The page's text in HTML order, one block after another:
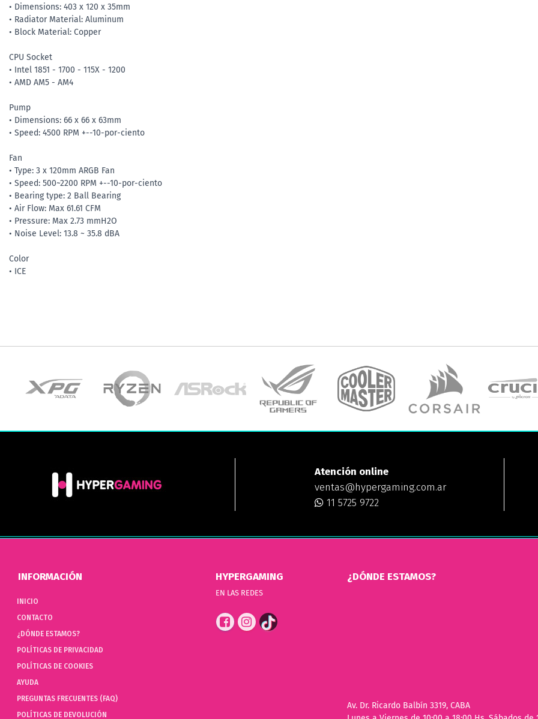
• Dimensions: 403 x 120 x 35mm
• Radiator Material: Aluminum
• Block Material: Copper
CPU Socket
• Intel 1851 - 1700 - 115X - 1200
• AMD AM5 - AM4
Pump
• Dimensions: 66 x 66 x 63mm
• Speed: 4500 RPM +--10-por-ciento
Fan
• Type: 3 x 120mm ARGB Fan
• Speed: 500~2200 RPM +--10-por-ciento
• Bearing type: 2 Ball Bearing
• Air Flow: Max 61.61 CFM
• Pressure: Max 2.73 mmH2O
• Noise Level: 13.8 ~ 35.8 dBA
Color
• ICE
Atención online
ventas@hypergaming.com.ar
11 5725 9722
INFORMACIÓN
INICIO
CONTACTO
¿DÓNDE ESTAMOS?
POLÍTICAS DE PRIVACIDAD
POLÍTICAS DE COOKIES
AYUDA
PREGUNTAS FRECUENTES (FAQ)
POLÍTICAS DE DEVOLUCIÓN
HYPERGAMING
EN LAS REDES
¿DÓNDE ESTAMOS?
Av. Dr. Ricardo Balbín 3319, CABA